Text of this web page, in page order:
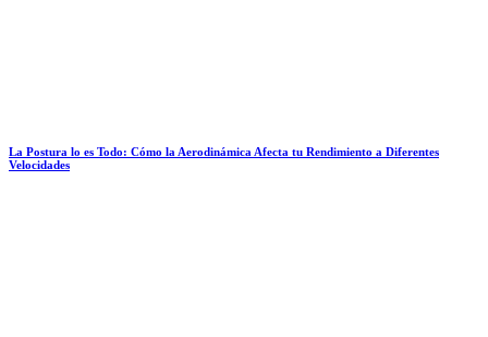
La Postura lo es Todo: Cómo la Aerodinámica Afecta tu Rendimiento a Diferentes
Velocidades